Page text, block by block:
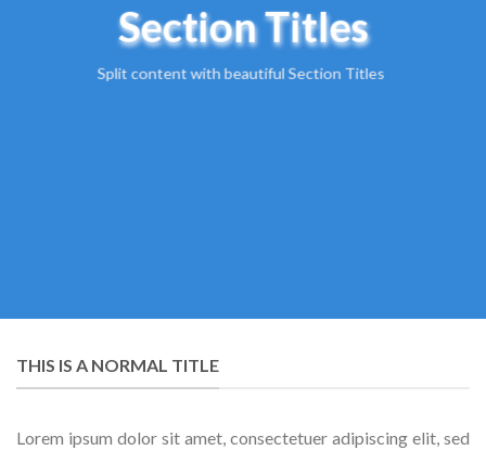
Section Titles
Split content with beautiful Section Titles
THIS IS A NORMAL TITLE
Lorem ipsum dolor sit amet, consectetuer adipiscing elit, sed